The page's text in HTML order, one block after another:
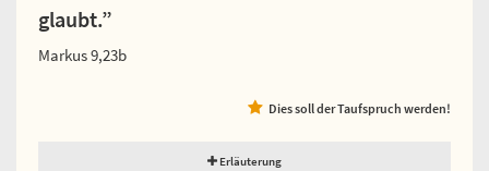
glaubt.”
Markus 9,23b
Dies soll der Taufspruch werden!
Erläuterung